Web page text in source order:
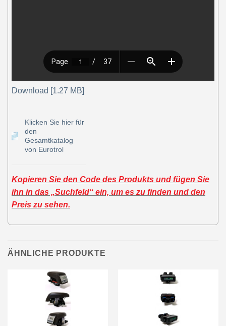
Download [1.27 MB]
Klicken Sie hier für
den
Gesamtkatalog
von Eurotrol
Kopieren Sie den Code des Produkts und fügen Sie
ihn in das „Suchfeld“ ein, um es zu finden und den
Preis zu sehen.
ÄHNLICHE PRODUKTE